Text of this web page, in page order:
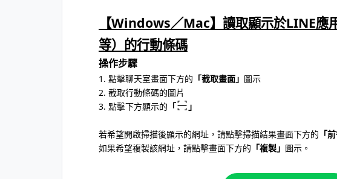
【Windows／Mac】讀取顯示於LINE應
等）的行動條碼
操作步驟
1. 點擊聊天室畫面下方的 「截取畫面」 圖示
2. 截取行動條碼的圖片
3. 點擊下方顯示的 「 」
若希望開啟掃描後顯示的網址，請點擊掃描結果畫面下方的 「
如果希望複製該網址，請點擊畫面下方的 「複製」 圖示。